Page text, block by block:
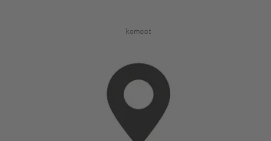
komoot